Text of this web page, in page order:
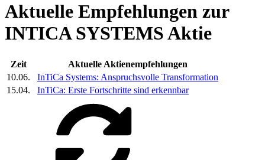
Aktuelle Empfehlungen zur
INTICA SYSTEMS Aktie
Zeit
Aktuelle Aktienempfehlungen
10.06.
InTiCa Systems: Anspruchsvolle Transformation
15.04.
InTiCa: Erste Fortschritte sind erkennbar